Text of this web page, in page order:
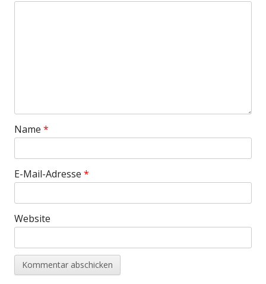
Name *
E-Mail-Adresse *
Website